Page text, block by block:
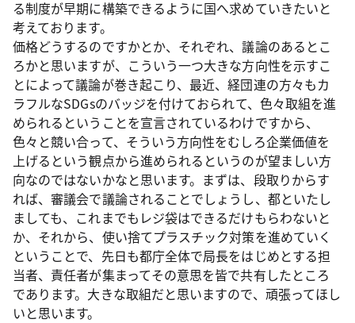
る制度が早期に構築できるように国へ求めていきたいと
考えております。
価格どうするのですかとか、それぞれ、議論のあるとこ
ろかと思いますが、こういう一つ大きな方向性を示すこ
とによって議論が巻き起こり、最近、経団連の方々もカ
ラフルなSDGsのバッジを付けておられて、色々取組を進
められるということを宣言されているわけですから、
色々と競い合って、そういう方向性をむしろ企業価値を
上げるという観点から進められるというのが望ましい方
向なのではないかなと思います。まずは、段取りからす
れば、審議会で議論されることでしょうし、都といたし
ましても、これまでもレジ袋はできるだけもらわないと
か、それから、使い捨てプラスチック対策を進めていく
ということで、先日も都庁全体で局長をはじめとする担
当者、責任者が集まってその意思を皆で共有したところ
であります。大きな取組だと思いますので、頑張ってほし
いと思います。